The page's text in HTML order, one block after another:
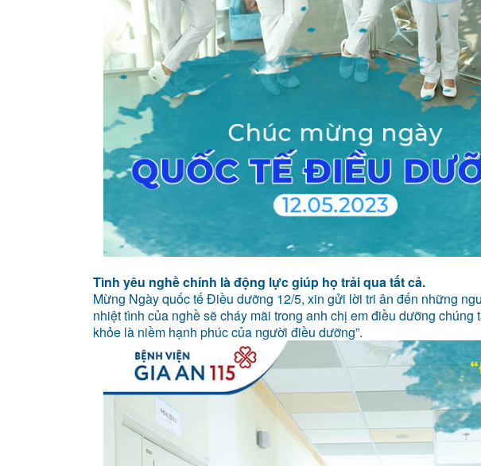
Tình yêu nghề chính là động lực giúp họ trải qua tất cả.
Mừng Ngày quốc tế Điều dưỡng 12/5, xin gửi lời tri ân đến những
nhiệt tình của nghề sẽ cháy mãi trong anh chị em điều dưỡng
khỏe là niềm hạnh phúc của người điều dưỡng”.